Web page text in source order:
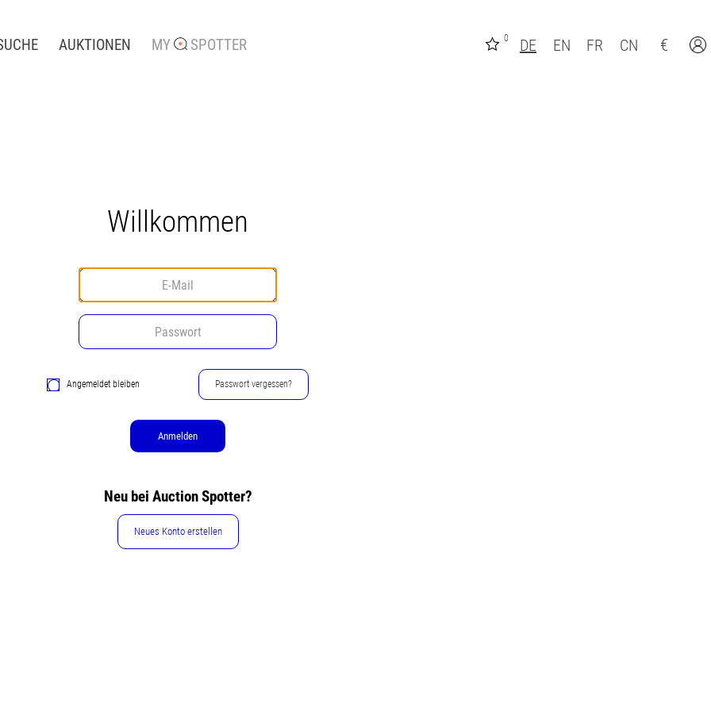
AUKTIONEN MY SPOTTER 0 DE EN FR CN €
Willkommen
Angemeldet bleiben Passwort vergessen?
Anmelden
Neu bei Auction Spotter?
Neues Konto erstellen